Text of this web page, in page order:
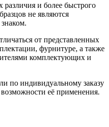
и более быстрого
не являются
от представленных
фурнитуре, а также
комплектующих и
по индивидуальному заказу
её применения.